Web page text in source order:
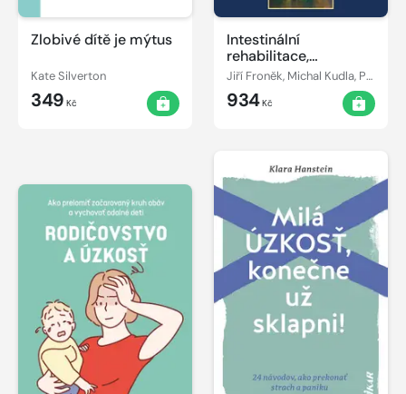
Zlobivé dítě je mýtus
Kate Silverton
349 Kč
Intestinální
rehabilitace,
transplantace a
související výkony
Jiří Froněk, Michal Kudla, Petr Wohl
934Kč